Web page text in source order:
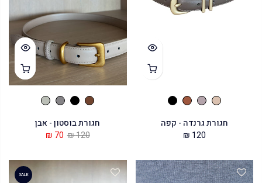
חגורת גרנדה - קפה
120 ₪
חגורת בוסטון - אבן
120 ₪
70 ₪
SALE